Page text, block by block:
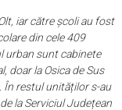
iar către școli au fost
din cele 409
urban sunt cabinete
doar la Osica de Sus
În restul unităților s-au
la Serviciul Județean